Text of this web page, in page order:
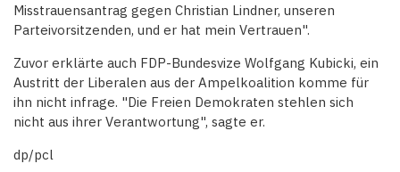
Misstrauensantrag gegen Christian Lindner, unseren
Parteivorsitzenden, und er hat mein Vertrauen".
Zuvor erklärte auch FDP-Bundesvize Wolfgang Kubicki, ein
Austritt der Liberalen aus der Ampelkoalition komme für
ihn nicht infrage. "Die Freien Demokraten stehlen sich
nicht aus ihrer Verantwortung", sagte er.
dp/pcl